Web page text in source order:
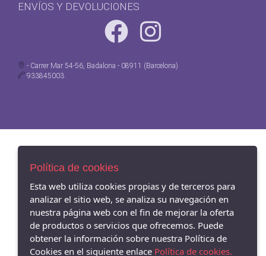
ENVÍOS Y DEVOLUCIONES
- Carrer Mar 54-56, Badalona - 08911 (Barcelona)
933845003
Política de cookies
Esta web utiliza cookies propias y de terceros para
analizar el sitio web, se analiza su navegación en
nuestra página web con el fin de mejorar la oferta
de productos o servicios que ofrecemos. Puede
obtener la información sobre nuestra Política de
Cookies en el siguiente enlace Política de cookies.